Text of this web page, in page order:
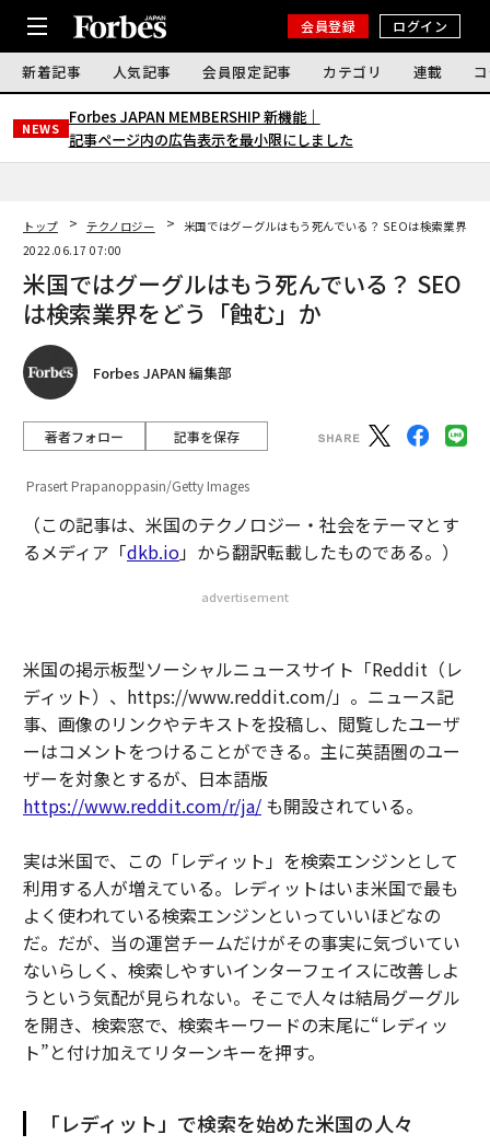
会員登録 ログイン
新着記事 人気記事 会員限定記事 カテゴリ 連載
NEWS
Forbes JAPAN MEMBERSHIP 新機能｜
記事ページ内の広告表示を最小限にしました
トップ テクノロジー
米国ではグーグルはもう死んでいる？ SEOは検索業界を
2022.06.17 07:00
米国ではグーグルはもう死んでいる？ SEO
は検索業界をどう「蝕む」か
Forbes JAPAN 編集部
著者フォロー 記事を保存
Prasert Prapanoppasin/Getty Images
（この記事は、米国のテクノロジー・社会をテーマとす
るメディア「dkb.io」から翻訳転載したものである。）
advertisement
米国の掲示板型ソーシャルニュースサイト「Reddit（レ
ディット）、https://www.reddit.com/」。ニュース記
事、画像のリンクやテキストを投稿し、閲覧したユーザ
ーはコメントをつけることができる。主に英語圏のユー
ザーを対象とするが、日本語版
https://www.reddit.com/r/ja/も開設されている。
実は米国で、この「レディット」を検索エンジンとして
利用する人が増えている。レディットはいま米国で最も
よく使われている検索エンジンといっていいほどなの
だ。だが、当の運営チームだけがその事実に気づいてい
ないらしく、検索しやすいインターフェイスに改善しよ
うという気配が見られない。そこで人々は結局グーグル
を開き、検索窓で、検索キーワードの末尾に“レディッ
ト”と付け加えてリターンキーを押す。
「レディット」で検索を始めた米国の人々